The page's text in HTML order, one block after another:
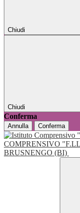
Chiudi
Chiudi
Conferma
Annulla Conferma
COMPRENSIVO
BRUSNENGO (BI)